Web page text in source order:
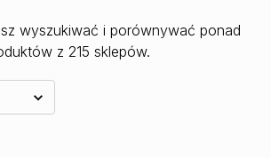
wyszukiwać i porównywać ponad
z 215 sklepów.